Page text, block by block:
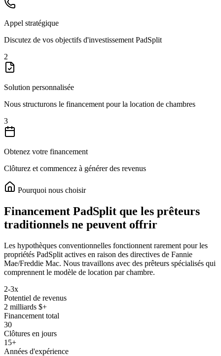
Appel stratégique
Discutez de vos objectifs d'investissement PadSplit
2
Solution personnalisée
Nous structurons le financement pour la location de chambres
3
Obtenez votre financement
Clôturez et commencez à générer des revenus
Pourquoi nous choisir
Financement PadSplit que les prêteurs
traditionnels ne peuvent offrir
Les hypothèques conventionnelles fonctionnent rarement pour les
propriétés PadSplit actives en raison des directives de Fannie
Mae/Freddie Mac. Nous travaillons avec des prêteurs spécialisés qui
comprennent le modèle de location par chambre.
2-3x
Potentiel de revenus
2 milliards $+
Financement total
30
Clôtures en jours
15+
Années d'expérience